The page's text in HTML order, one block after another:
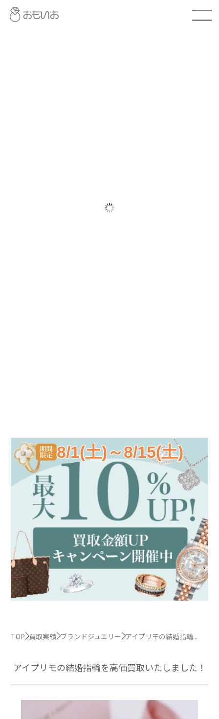
8/1(土)～8/15(土)
TOP 買取実績 ブランドジュエリー アイプリモの結婚指輪...
アイプリモの結婚指輪を高価買取いたしました！